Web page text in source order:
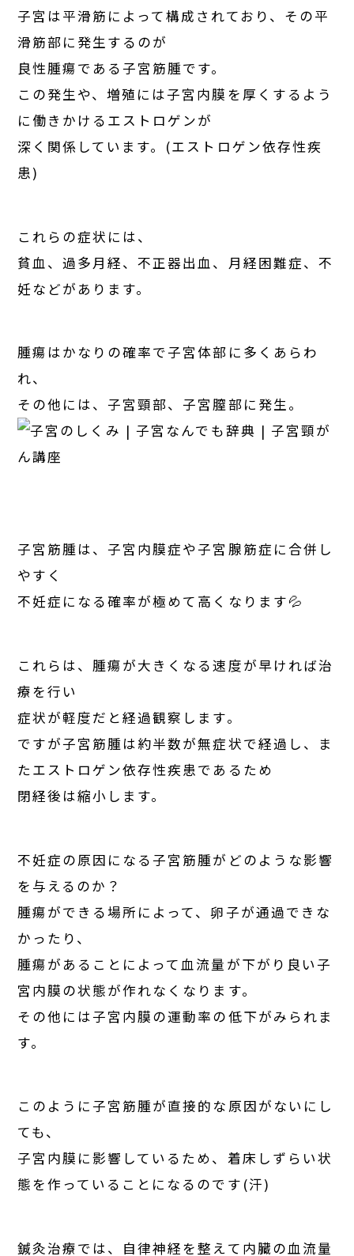
子宮は平滑筋によって構成されており、その平
滑筋部に発生するのが
良性腫瘍である子宮筋腫です。
この発生や、増殖には子宮内膜を厚くするよう
に働きかけるエストロゲンが
深く関係しています。(エストロゲン依存性疾
患)
これらの症状には、
貧血、過多月経、不正器出血、月経困難症、不
妊などがあります。
腫瘍はかなりの確率で子宮体部に多くあらわ
れ、
その他には、子宮頸部、子宮膣部に発生。
子宮筋腫は、子宮内膜症や子宮腺筋症に合併し
やすく
不妊症になる確率が極めて高くなります💦
これらは、腫瘍が大きくなる速度が早ければ治
療を行い
症状が軽度だと経過観察します。
ですが子宮筋腫は約半数が無症状で経過し、ま
たエストロゲン依存性疾患であるため
閉経後は縮小します。
不妊症の原因になる子宮筋腫がどのような影響
を与えるのか？
腫瘍ができる場所によって、卵子が通過できな
かったり、
腫瘍があることによって血流量が下がり良い子
宮内膜の状態が作れなくなります。
その他には子宮内膜の運動率の低下がみられま
す。
このように子宮筋腫が直接的な原因がないにし
ても、
子宮内膜に影響しているため、着床しずらい状
態を作っていることになるのです(汗)
鍼灸治療では、自律神経を整えて内臓の血流量